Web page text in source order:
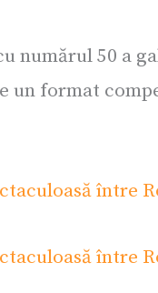
numărul 50 a
un format